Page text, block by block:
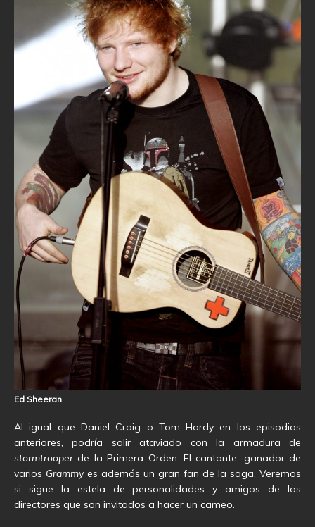
Ed Sheeran
Al igual que Daniel Craig o Tom Hardy en los episodios
anteriores, podría salir ataviado con la armadura de
stormtrooperde la Primera Orden. El cantante, ganador de
varios Grammyes además un gran fan de la saga. Veremos
si sigue la estela de personalidades y amigos de los
directores que son invitados a hacer un cameo.